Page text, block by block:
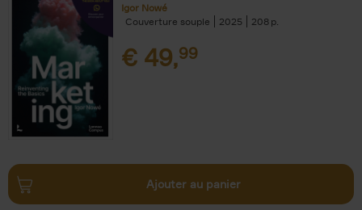
Igor Nowé
Couverture souple
2025 208
€ 49,99
Ajouter au panier